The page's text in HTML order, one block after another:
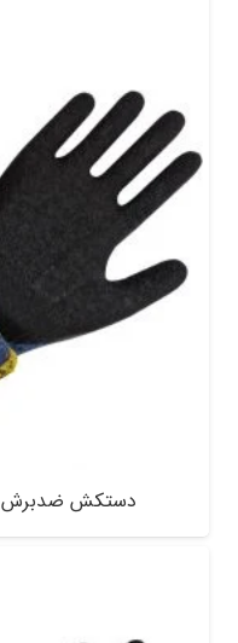
دستکش ضدبرش PSE مدل اطلس مدل 221